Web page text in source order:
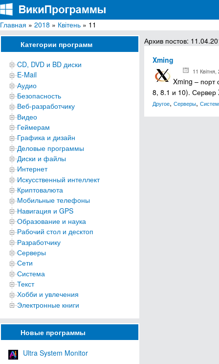
ВикиПрограммы
Энциклопедия бесплатных компьютерных программ для Windows
Главная » 2018 » Квітень » 11
Категории программ
CD, DVD и BD диски
E-Mail
Аудио
Безопасность
Веб-разработчику
Видео
Геймерам
Графика и дизайн
Деловые программы
Диски и файлы
Интернет
Искусственный интеллект
Криптовалюта
Мобильные телефоны
Навигация и GPS
Образование и наука
Рабочий стол и десктоп
Разработчику
Серверы
Сети
Система
Текст
Хобби и увлечения
Электронные книги
Новые программы
Ultra System Monitor
Архив постов:
Xming
11 Квітня,
Xming – порт
8, 8.1 и 10).
Другое, Серверы,